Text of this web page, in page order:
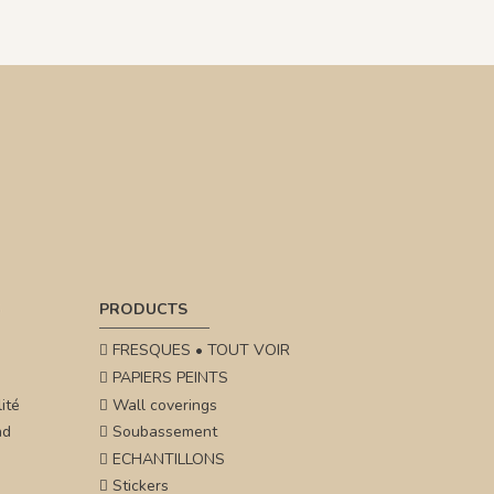
PRODUCTS
FRESQUES • TOUT VOIR
PAPIERS PEINTS
Wall coverings
Soubassement
ECHANTILLONS
Stickers